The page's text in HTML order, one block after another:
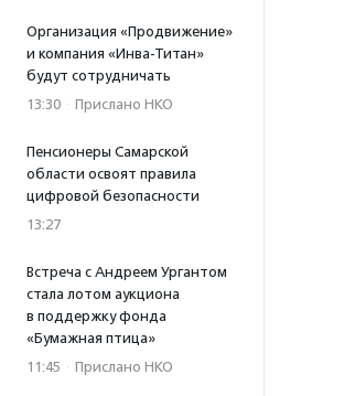
Организация «Продвижение»
и компания «Инва-Титан»
будут сотрудничать
13:30 · Прислано НКО
Пенсионеры Самарской
области освоят правила
цифровой безопасности
13:27
Встреча с Андреем Ургантом
стала лотом аукциона
в поддержку фонда
«Бумажная птица»
11:45 · Прислано НКО